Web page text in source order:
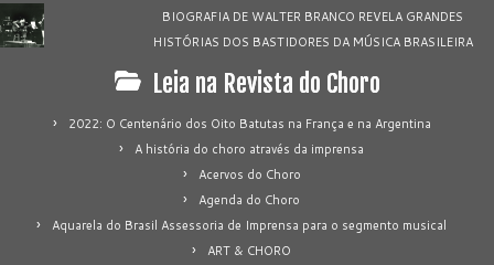
BIOGRAFIA DE WALTER BRANCO REVELA GRANDES
HISTÓRIAS DOS BASTIDORES DA MÚSICA BRASILEIRA
Leia na Revista do Choro
2022: O Centenário dos Oito Batutas na França e na Argentina
A história do choro através da imprensa
Acervos do Choro
Agenda do Choro
Aquarela do Brasil Assessoria de Imprensa para o segmento musical
ART & CHORO